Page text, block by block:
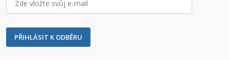
PŘIHLÁSIT K ODBĚRU